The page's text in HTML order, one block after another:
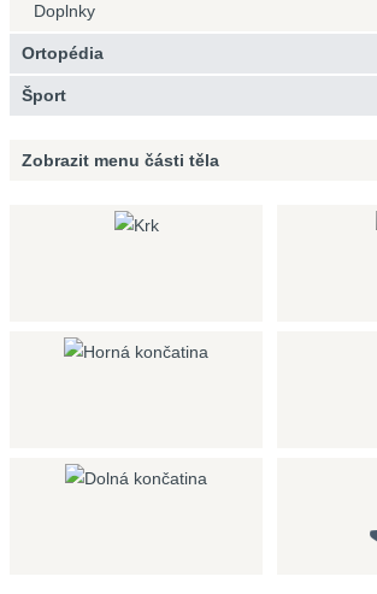
Doplnky
Ortopédia
Šport
Zobrazit menu části těla